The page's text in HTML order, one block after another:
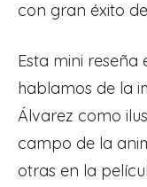
con gran éxito
Esta mini
hablamos de la
Álvarez como
campo de la
otras en la